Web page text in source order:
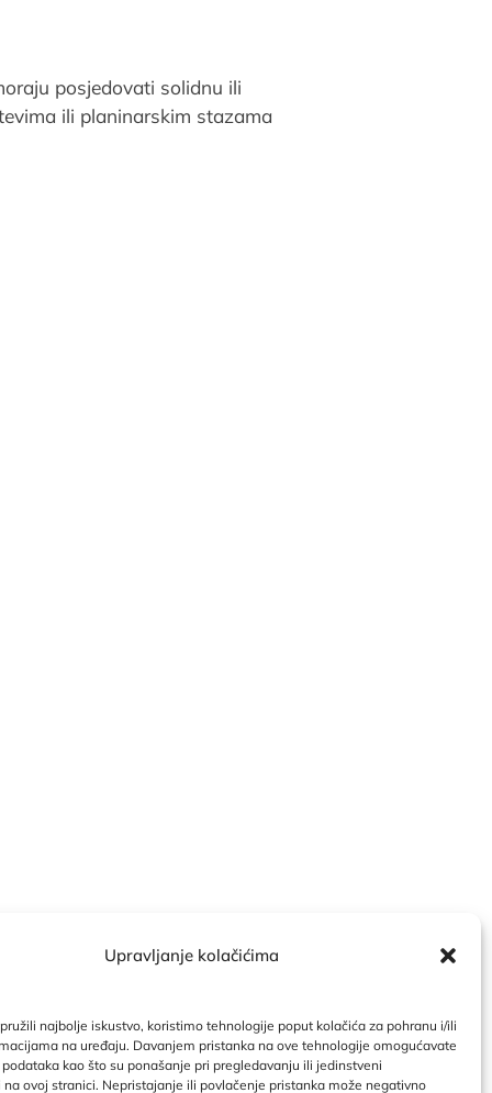
Upravljanje kolačićima
najbolje iskustvo, koristimo tehnologije poput kolačića za pohranu i/ili
na uređaju. Davanjem pristanka na ove tehnologije omogućavate
kao što su ponašanje pri pregledavanju ili jedinstveni
ovoj stranici. Nepristajanje ili povlačenje pristanka može negativno
posjedovati solidnu ili
ili planinarskim stazama